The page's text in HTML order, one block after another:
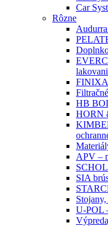
Car
Rôzne
FINIXA
HB
HORN
APV –
SIA
U-POL